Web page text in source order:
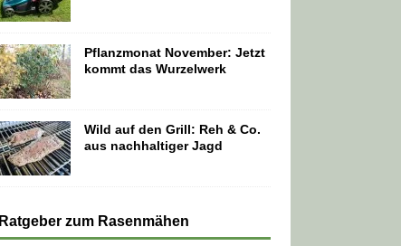
Pflanzmonat November: Jetzt
kommt das Wurzelwerk
Wild auf den Grill: Reh & Co.
aus nachhaltiger Jagd
Ratgeber zum Rasenmähen